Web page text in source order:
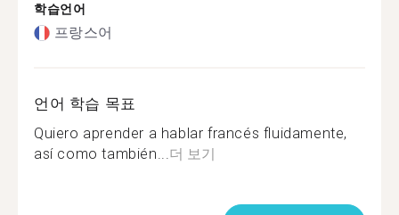
학습언어
프랑스어
언어 학습 목표
Quiero aprender a hablar francés fluidamente,
así como también...더 보기